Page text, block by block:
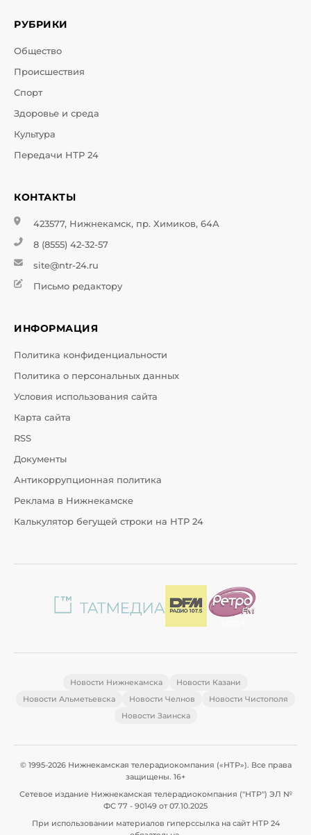
РУБРИКИ
Общество
Происшествия
Спорт
Здоровье и среда
Культура
Передачи НТР 24
КОНТАКТЫ
423577, Нижнекамск, пр. Химиков, 64А
8 (8555) 42-32-57
site@ntr-24.ru
Письмо редактору
ИНФОРМАЦИЯ
Политика конфиденциальности
Политика о персональных данных
Условия использования сайта
Карта сайта
RSS
Документы
Антикоррупционная политика
Реклама в Нижнекамске
Калькулятор бегущей строки на НТР 24
Новости Нижнекамска
Новости Казани
Новости Альметьевска
Новости Челнов
Новости Чистополя
Новости Заинска
© 1995-2026 Нижнекамская телерадиокомпания («НТР»). Все права
защищены. 16+
Сетевое издание Нижнекамская телерадиокомпания ("НТР") ЭЛ №
ФС 77 - 90149 от 07.10.2025
При использовании материалов гиперссылка на сайт НТР 24